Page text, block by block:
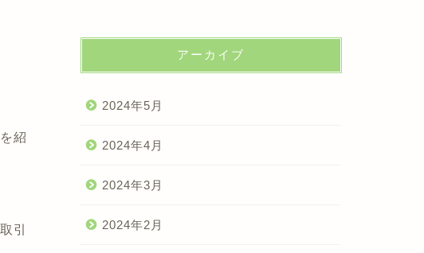
紹
引
アーカイブ
2024年5月
2024年4月
2024年3月
2024年2月